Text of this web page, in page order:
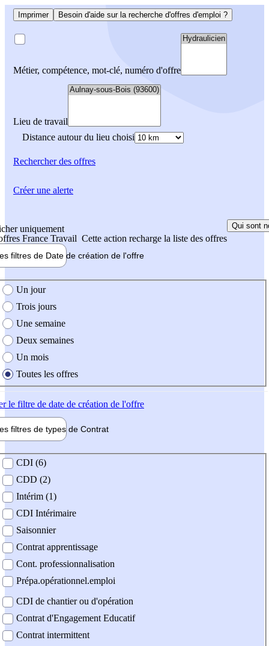
Imprimer Besoin d'aide sur la recherche d'offres d'emploi ?
Métier, compétence, mot-clé, numéro d'offre
Lieu de travail
Distance autour du lieu choisi
Rechercherdes offres
uniquement
France Travail Cette action recharge la liste des offres
Qui sont
filtres de Date de création de l'offre
création de l'offre
Un jour
Trois jours
Une semaine
Deux semaines
Un mois
Toutes les offres
le filtre de date de création de l'offre
filtres de types de Contrat
contrat
CDI (6)
CDD (2)
Intérim (1)
CDI Intérimaire
Saisonnier
Contrat apprentissage
Cont. professionnalisation
Prépa.opérationnel.emploi
CDI de chantier ou d'opération
Contrat d'Engagement Educatif
Contrat intermittent
Créer une alerte